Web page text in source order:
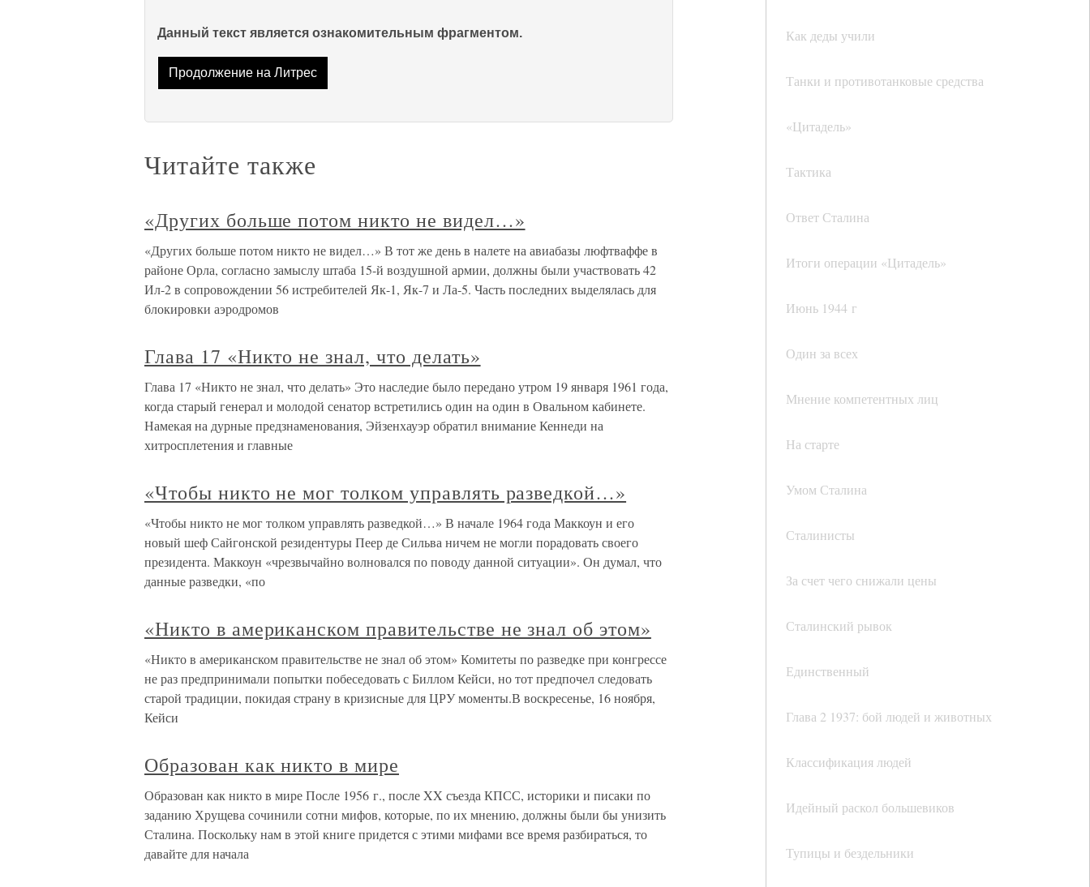
Как деды учили
Танки и противотанковые средства
«Цитадель»
Тактика
Ответ Сталина
Итоги операции «Цитадель»
Июнь 1944 г
Один за всех
Мнение компетентных лиц
На старте
Умом Сталина
Сталинисты
За счет чего снижали цены
Сталинский рывок
Единственный
Глава 2 1937: бой людей и животных
Классификация людей
Идейный раскол большевиков
Тупицы и бездельники
Данный текст является ознакомительным фрагментом.
Продолжение на Литрес
Читайте также
«Других больше потом никто не видел…»
«Других больше потом никто не видел…» В тот же день в налете на авиабазы люфтваффе в
районе Орла, согласно замыслу штаба 15-й воздушной армии, должны были участвовать 42
Ил-2 в сопровождении 56 истребителей Як-1, Як-7 и Ла-5. Часть последних выделялась для
блокировки аэродромов
Глава 17 «Никто не знал, что делать»
Глава 17 «Никто не знал, что делать» Это наследие было передано утром 19 января 1961 года,
когда старый генерал и молодой сенатор встретились один на один в Овальном кабинете.
Намекая на дурные предзнаменования, Эйзенхауэр обратил внимание Кеннеди на
хитросплетения и главные
«Чтобы никто не мог толком управлять разведкой…»
«Чтобы никто не мог толком управлять разведкой…» В начале 1964 года Маккоун и его
новый шеф Сайгонской резидентуры Пеер де Сильва ничем не могли порадовать своего
президента. Маккоун «чрезвычайно волновался по поводу данной ситуации». Он думал, что
данные разведки, «по
«Никто в американском правительстве не знал об этом»
«Никто в американском правительстве не знал об этом» Комитеты по разведке при конгрессе
не раз предпринимали попытки побеседовать с Биллом Кейси, но тот предпочел следовать
старой традиции, покидая страну в кризисные для ЦРУ моменты.В воскресенье, 16 ноября,
Кейси
Образован как никто в мире
Образован как никто в мире После 1956 г., после XX съезда КПСС, историки и писаки по
заданию Хрущева сочинили сотни мифов, которые, по их мнению, должны были бы унизить
Сталина. Поскольку нам в этой книге придется с этими мифами все время разбираться, то
давайте для начала